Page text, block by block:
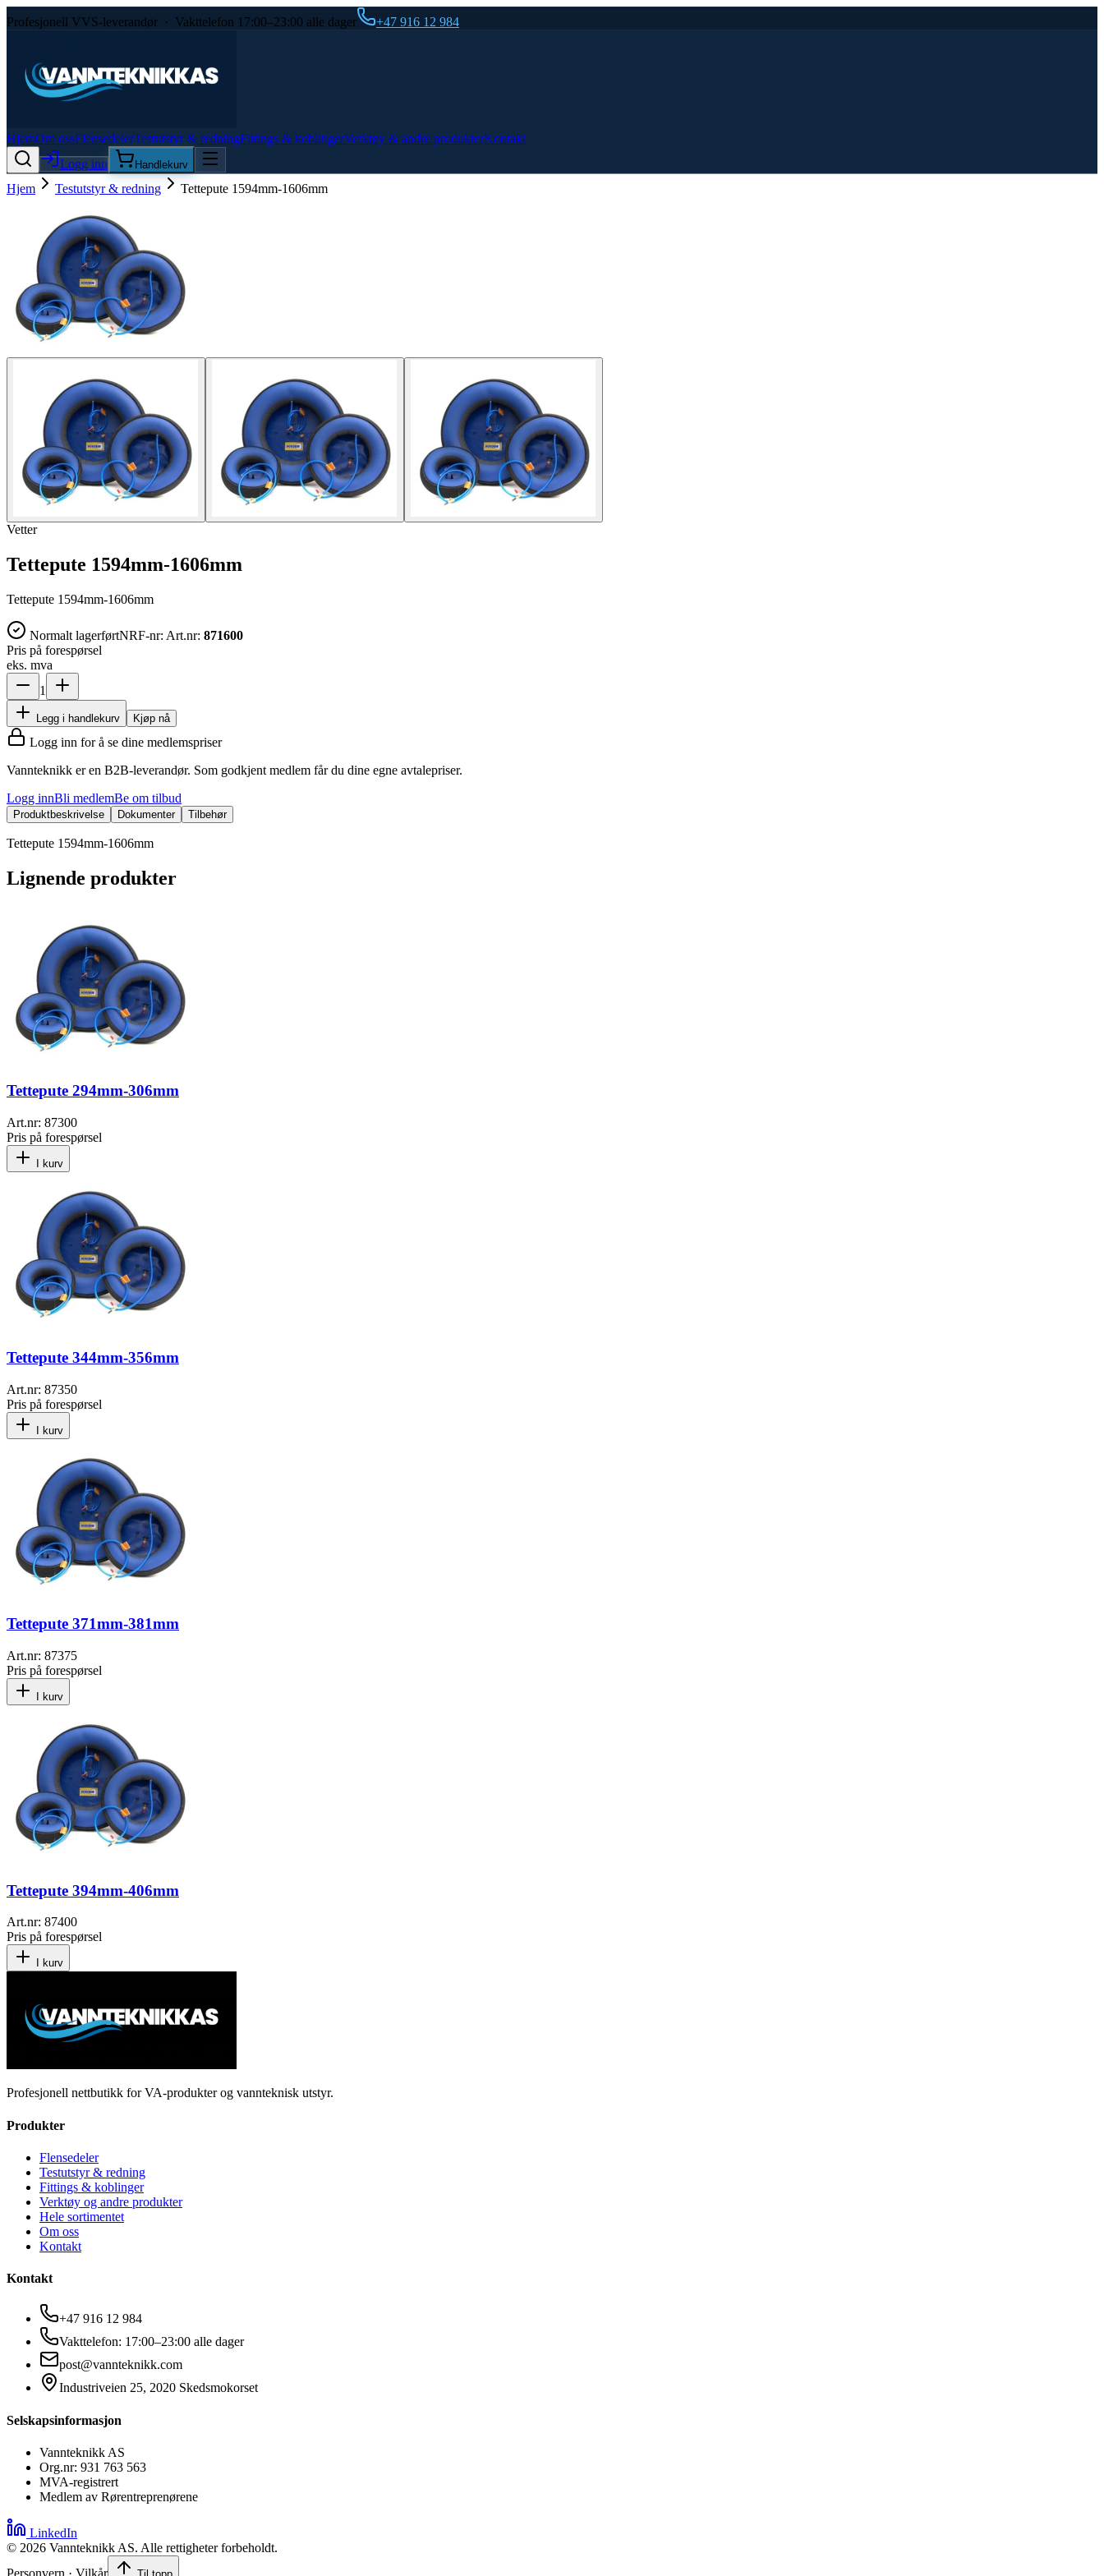
Profesjonell VVS-leverandør · Vakttelefon 17:00–23:00 alle dager +47 916 12 984
HjemOm ossFlensedelerTestutstyr & redningFittings & koblingerVerktøy & andre produkterKontakt
Logg inn
Handlekurv
Hjem Testutstyr & redning Tettepute 1594mm-1606mm
Vetter
Tettepute 1594mm-1606mm
Tettepute 1594mm-1606mm
Normalt lagerførtNRF-nr: Art.nr: 871600
Pris på forespørsel
eks. mva
1
Legg i handlekurv Kjøp nå
Logg inn for å se dine medlemspriser
Vannteknikk er en B2B-leverandør. Som godkjent medlem får du dine egne avtalepriser.
Logg innBli medlemBe om tilbud
Produktbeskrivelse Dokumenter Tilbehør
Tettepute 1594mm-1606mm
Lignende produkter
Tettepute 294mm-306mm
Art.nr: 87300
Pris på forespørsel
I kurv
Tettepute 344mm-356mm
Art.nr: 87350
Pris på forespørsel
I kurv
Tettepute 371mm-381mm
Art.nr: 87375
Pris på forespørsel
I kurv
Tettepute 394mm-406mm
Art.nr: 87400
Pris på forespørsel
I kurv
Profesjonell nettbutikk for VA-produkter og vannteknisk utstyr.
Produkter
Flensedeler
Testutstyr & redning
Fittings & koblinger
Verktøy og andre produkter
Hele sortimentet
Om oss
Kontakt
Kontakt
+47 916 12 984
Vakttelefon: 17:00–23:00 alle dager
post@vannteknikk.com
Industriveien 25, 2020 Skedsmokorset
Selskapsinformasjon
Vannteknikk AS
Org.nr: 931 763 563
MVA-registrert
Medlem av Rørentreprenørene
LinkedIn
© 2026 Vannteknikk AS. Alle rettigheter forbeholdt.
Personvern · Vilkår